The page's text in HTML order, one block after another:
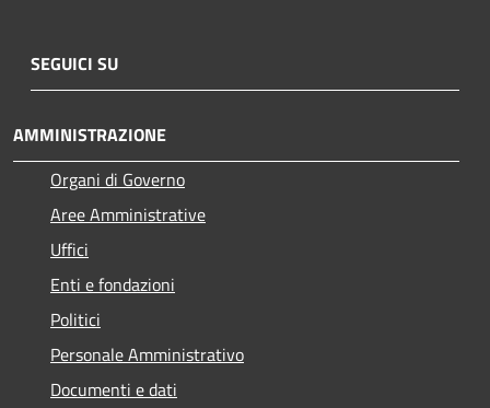
SEGUICI SU
AMMINISTRAZIONE
Organi di Governo
Aree Amministrative
Uffici
Enti e fondazioni
Politici
Personale Amministrativo
Documenti e dati